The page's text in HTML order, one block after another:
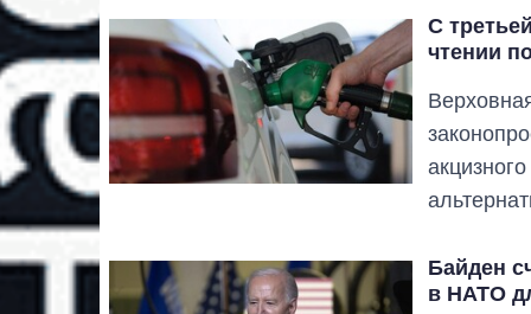
С
чтении
Байден
в НАТО